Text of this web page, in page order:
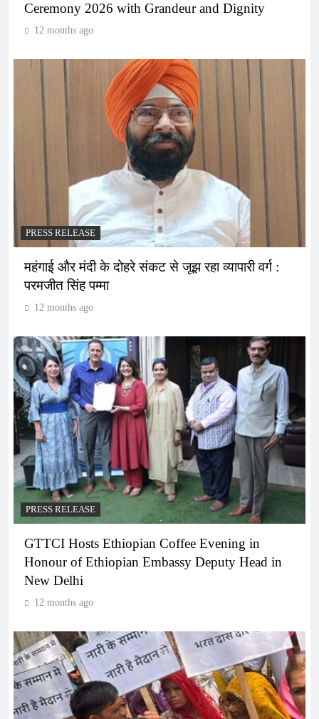
Ceremony 2026 with Grandeur and Dignity
12 months ago
PRESS RELEASE
महंगाई और मंदी के दोहरे संकट से जूझ रहा व्यापारी वर्ग :
परमजीत सिंह पम्मा
12 months ago
PRESS RELEASE
GTTCI Hosts Ethiopian Coffee Evening in
Honour of Ethiopian Embassy Deputy Head in
New Delhi
12 months ago